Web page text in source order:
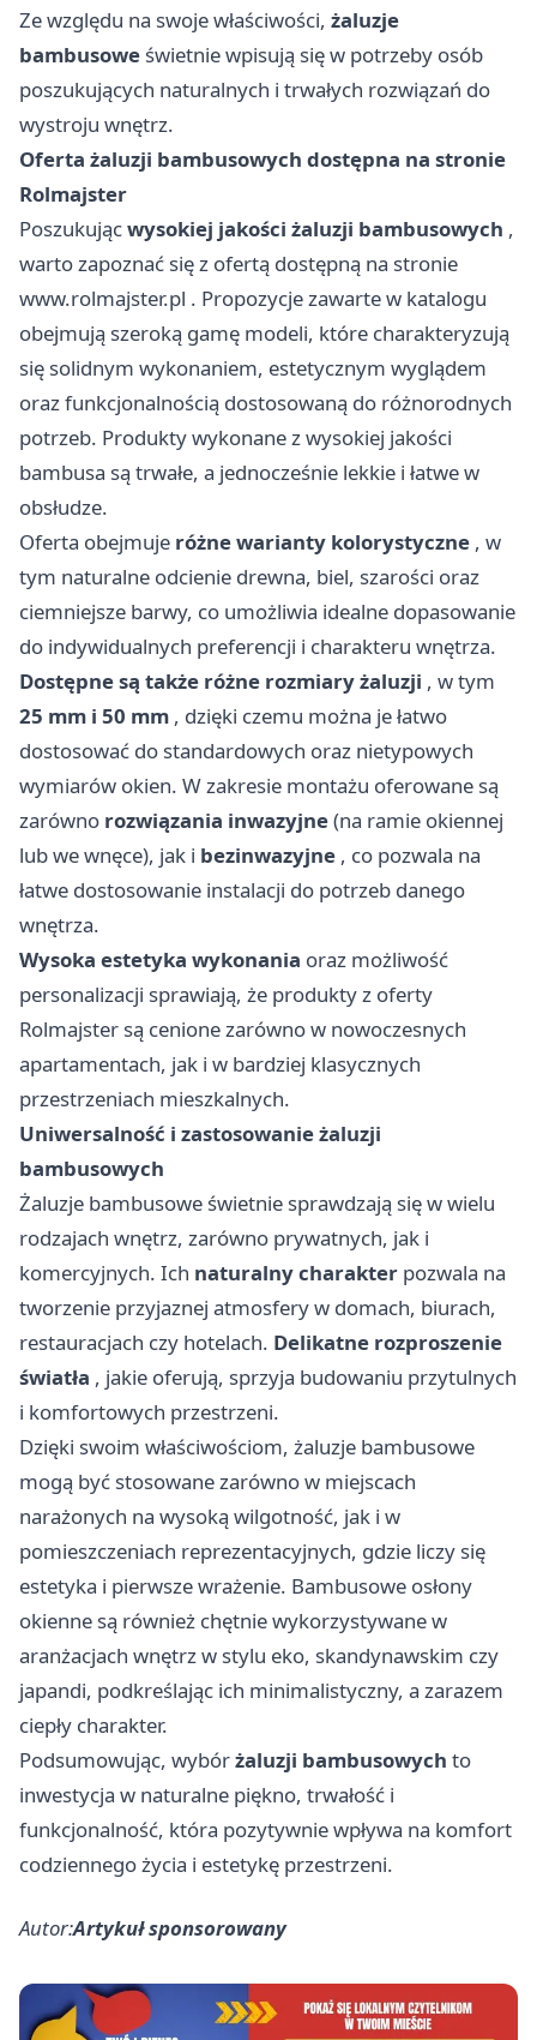
Ze względu na swoje właściwości, żaluzje
bambusowe świetnie wpisują się w potrzeby osób
poszukujących naturalnych i trwałych rozwiązań do
wystroju wnętrz.
Oferta żaluzji bambusowych dostępna na stronie
Rolmajster
Poszukującwysokiej jakości żaluzji bambusowych ,
warto zapoznać się z ofertą dostępną na stronie
www.rolmajster.pl . Propozycje zawarte w katalogu
obejmują szeroką gamę modeli, które charakteryzują
się solidnym wykonaniem, estetycznym wyglądem
oraz funkcjonalnością dostosowaną do różnorodnych
potrzeb. Produkty wykonane z wysokiej jakości
bambusa są trwałe, a jednocześnie lekkie i łatwe w
obsłudze.
Oferta obejmuje różne warianty kolorystyczne , w
tym naturalne odcienie drewna, biel, szarości oraz
ciemniejsze barwy, co umożliwia idealne dopasowanie
do indywidualnych preferencji i charakteru wnętrza.
Dostępne są także różne rozmiary żaluzji , w tym
25 mm i 50 mm , dzięki czemu można je łatwo
dostosować do standardowych oraz nietypowych
wymiarów okien. W zakresie montażu oferowane są
zarówno rozwiązania inwazyjne(na ramie okiennej
lub we wnęce), jak i bezinwazyjne , co pozwala na
łatwe dostosowanie instalacji do potrzeb danego
wnętrza.
Wysoka estetyka wykonania oraz możliwość
personalizacji sprawiają, że produkty z oferty
Rolmajster są cenione zarówno w nowoczesnych
apartamentach, jak i w bardziej klasycznych
przestrzeniach mieszkalnych.
Uniwersalność i zastosowanie żaluzji
bambusowych
Żaluzje bambusowe świetnie sprawdzają się w wielu
rodzajach wnętrz, zarówno prywatnych, jak i
komercyjnych. Ich naturalny charakter pozwala na
tworzenie przyjaznej atmosfery w domach, biurach,
restauracjach czy hotelach. Delikatne rozproszenie
światła , jakie oferują, sprzyja budowaniu przytulnych
i komfortowych przestrzeni.
Dzięki swoim właściwościom, żaluzje bambusowe
mogą być stosowane zarówno w miejscach
narażonych na wysoką wilgotność, jak i w
pomieszczeniach reprezentacyjnych, gdzie liczy się
estetyka i pierwsze wrażenie. Bambusowe osłony
okienne są również chętnie wykorzystywane w
aranżacjach wnętrz w stylu eko, skandynawskim czy
japandi, podkreślając ich minimalistyczny, a zarazem
ciepły charakter.
Podsumowując, wybórżaluzji bambusowych to
inwestycja w naturalne piękno, trwałość i
funkcjonalność, która pozytywnie wpływa na komfort
codziennego życia i estetykę przestrzeni.
Autor:Artykuł sponsorowany